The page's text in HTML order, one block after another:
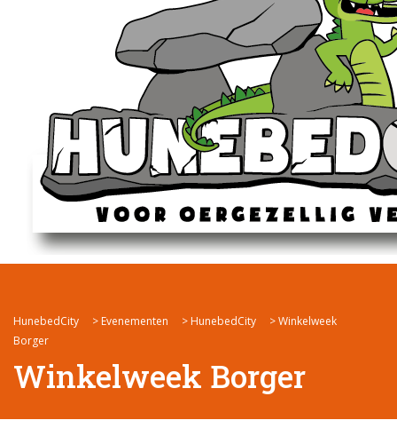
HunebedCity > Evenementen > HunebedCity >Winkelweek
Borger
Winkelweek Borger